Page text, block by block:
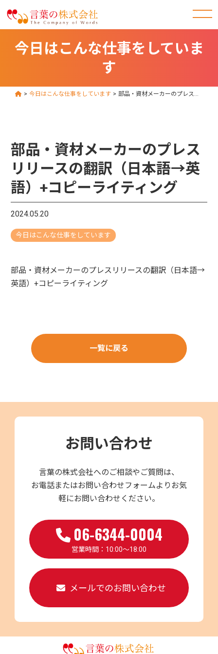
今日はこんな仕事をしていま
す
> 今日はこんな仕事をしています > 部品・資材メーカーのプレスリリースの翻訳（日本語→英語）+コピーライティング
部品・資材メーカーのプレス
リリースの翻訳（日本語→英
語）+コピーライティング
2024.05.20
今日はこんな仕事をしています
部品・資材メーカーのプレスリリースの翻訳（日本語→
英語）+コピーライティング
一覧に戻る
お問い合わせ
言葉の株式会社へのご相談やご質問は、
お電話またはお問い合わせフォームよりお気
軽にお問い合わせください。
06-6344-0004
営業時間：10:00～18:00
メールでのお問い合わせ